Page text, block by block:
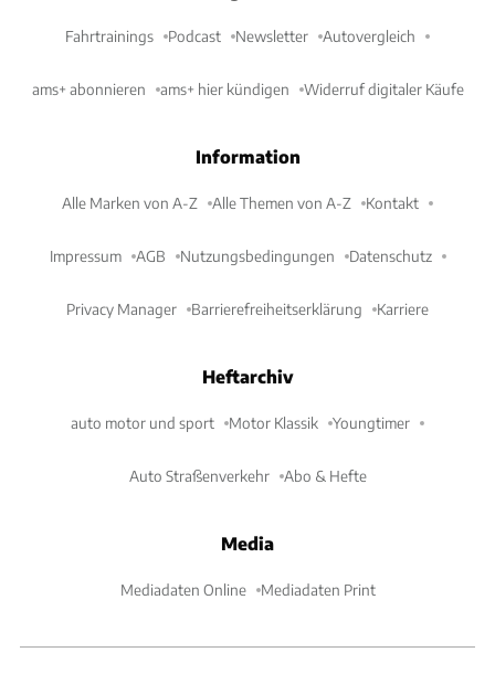
Fahrtrainings Podcast Newsletter Autovergleich
ams+ abonnieren ams+ hier kündigen Widerruf digitaler Käufe
Information
Alle Marken von A-Z Alle Themen von A-Z Kontakt
Impressum AGB Nutzungsbedingungen Datenschutz
Privacy Manager Barrierefreiheitserklärung Karriere
Heftarchiv
auto motor und sport Motor Klassik Youngtimer
Auto Straßenverkehr Abo & Hefte
Media
Mediadaten Online Mediadaten Print